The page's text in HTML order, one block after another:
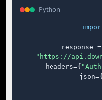
Python
response
"https://
    headers={
    json={